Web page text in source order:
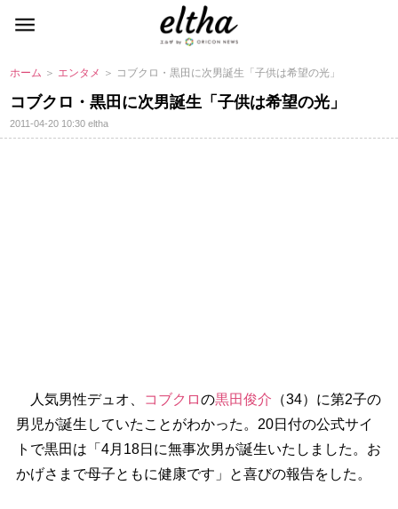
ホーム ＞ エンタメ ＞ コブクロ・黒田に次男誕生「子供は希望の光」
コブクロ・黒田に次男誕生「子供は希望の光」
2011-04-20 10:30eltha
人気男性デュオ、 コブクロの黒田俊介 （34）に第2子の
男児が誕生していたことがわかった。20日付の公式サイ
トで黒田は「4月18日に無事次男が誕生いたしました。お
かげさまで母子ともに健康です」と喜びの報告をした。